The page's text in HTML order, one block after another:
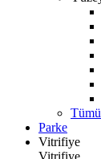
Parke
Vitrifiye
Vitrifiye